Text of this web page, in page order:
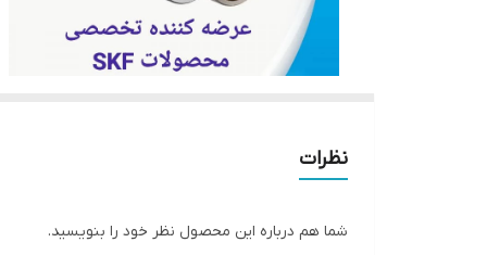
نظرات
شما هم درباره این محصول نظر خود را بنویسید.